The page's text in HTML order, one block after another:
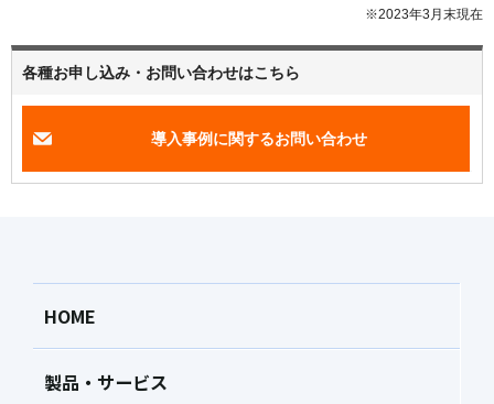
※2023年3月末現在
各種お申し込み・お問い合わせはこちら
導入事例に関するお問い合わせ
HOME
製品・サービス